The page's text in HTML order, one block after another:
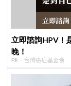
立即諮詢HPV！
晚！
PR・台灣癌症基金會